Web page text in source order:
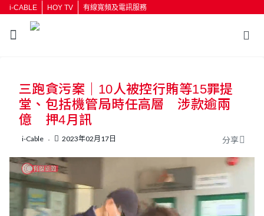
i-CABLE HOY TV 有線寬頻及電訊服務
按輸入鍵開始搜尋
三跑貪污案｜10人被控行賄等15罪提
堂、包括機管局時任高層 涉款逾兩
億 押4月訊
i-Cable 2023年02月17日 分享